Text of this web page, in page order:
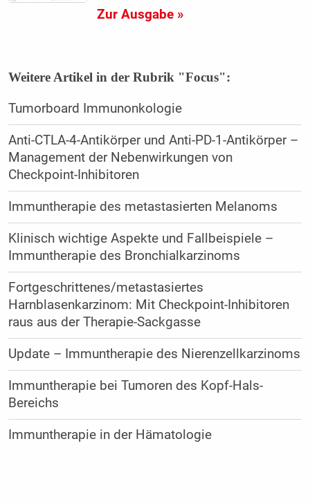
Zur Ausgabe »
Weitere Artikel in der Rubrik "Focus":
Tumorboard Immunonkologie
Anti-CTLA-4-Antikörper und Anti-PD-1-Antikörper –
Management der Nebenwirkungen von
Checkpoint-Inhibitoren
Immuntherapie des metastasierten Melanoms
Klinisch wichtige Aspekte und Fallbeispiele –
Immuntherapie des Bronchialkarzinoms
Fortgeschrittenes/metastasiertes
Harnblasenkarzinom: Mit Checkpoint-Inhibitoren
raus aus der Therapie-Sackgasse
Update – Immuntherapie des Nierenzellkarzinoms
Immuntherapie bei Tumoren des Kopf-Hals-
Bereichs
Immuntherapie in der Hämatologie